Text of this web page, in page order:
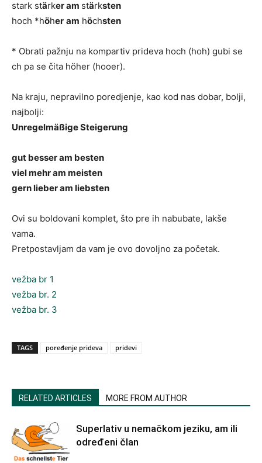
stark stärkeram stärksten
hoch *höher am höchsten
* Obrati pažnju na kompartiv prideva hoch (hoh) gubi se
ch pa se čita höher (hooer).
Na kraju, nepravilno poredjenje, kao kod nas dobar, bolji,
najbolji:
Unregelmäßige Steigerung
gut besser am besten
viel mehr am meisten
gern lieber am liebsten
Ovi su boldovani komplet, što pre ih nabubate, lakše
vama.
Pretpostavljam da vam je ovo dovoljno za početak.
vežba br 1
vežba br. 2
vežba br. 3
TAGS poređenje prideva pridevi
RELATED ARTICLES MORE FROM AUTHOR
Superlativ u nemačkom jeziku, am ili
određeni član